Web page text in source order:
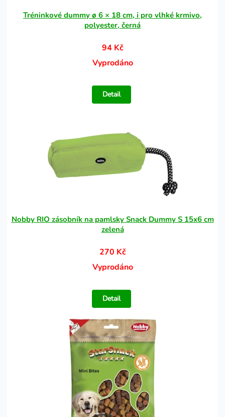
Tréninkové dummy ø 6 × 18 cm, i pro vlhké krmivo,
polyester, černá
94 Kč
Vyprodáno
Detail
Nobby RIO zásobník na pamlsky Snack Dummy S 15x6 cm
zelená
270 Kč
Vyprodáno
Detail